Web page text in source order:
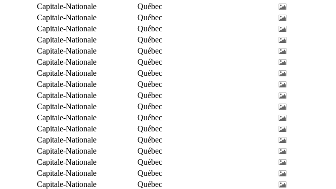
Capitale-Nationale
Québec
Capitale-Nationale
Québec
Capitale-Nationale
Québec
Capitale-Nationale
Québec
Capitale-Nationale
Québec
Capitale-Nationale
Québec
Capitale-Nationale
Québec
Capitale-Nationale
Québec
Capitale-Nationale
Québec
Capitale-Nationale
Québec
Capitale-Nationale
Québec
Capitale-Nationale
Québec
Capitale-Nationale
Québec
Capitale-Nationale
Québec
Capitale-Nationale
Québec
Capitale-Nationale
Québec
Capitale-Nationale
Québec